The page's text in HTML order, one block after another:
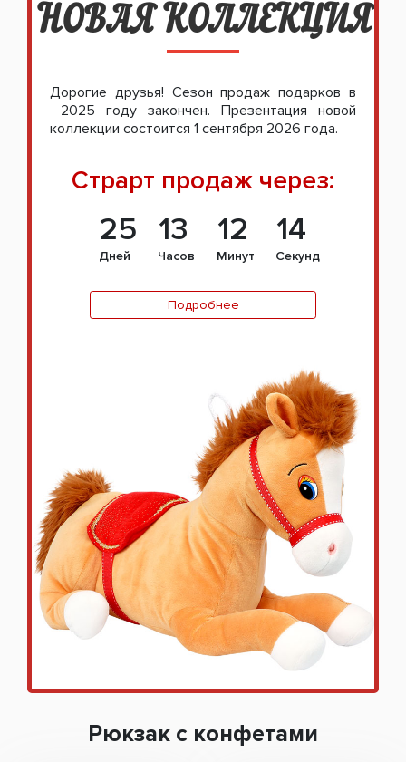
НОВАЯ КОЛЛЕКЦИЯ
Дорогие друзья! Сезон продаж подарков в
2025 году закончен. Презентация новой
коллекции состоится 1 сентября 2026 года.
Страрт продаж через:
25
Дней
13
Часов
12
Минут
14
Секунд
Подробнее
Рюкзак с конфетами